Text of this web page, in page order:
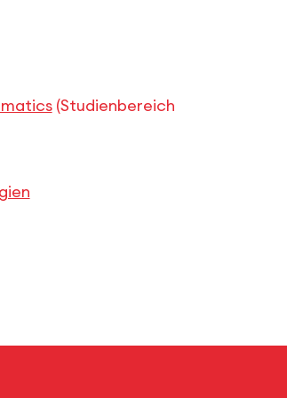
(Studienbereich